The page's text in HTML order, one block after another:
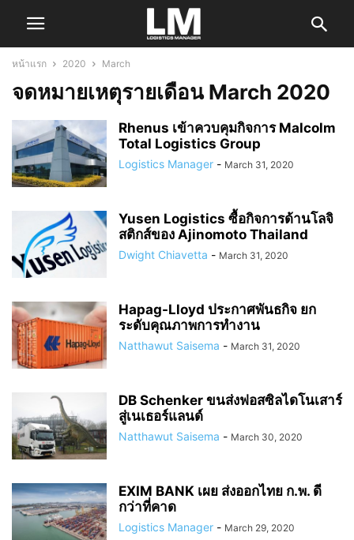
หน้าแรก 2020 March
จดหมายเหตุรายเดือน March 2020
Rhenus เข้าควบคุมกิจการ Malcolm
Total Logistics Group
Logistics Manager - March 31, 2020
Yusen Logistics ซื้อกิจการด้านโลจิ
สติกส์ของ Ajinomoto Thailand
Dwight Chiavetta - March 31, 2020
Hapag-Lloyd ประกาศพันธกิจ ยก
ระดับคุณภาพการทำงาน
Natthawut Saisema - March 31, 2020
DB Schenker ขนส่งฟอสซิลไดโนเสาร์
สู่เนเธอร์แลนด์
Natthawut Saisema - March 30, 2020
EXIM BANK เผย ส่งออกไทย ก.พ. ดี
กว่าที่คาด
Logistics Manager - March 29, 2020